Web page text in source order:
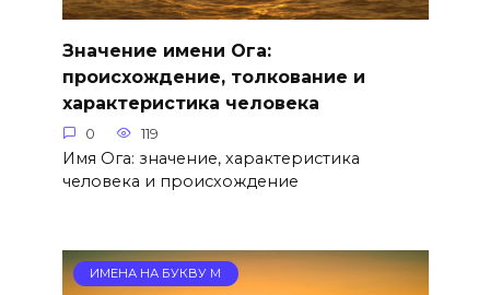
Значение имени Ога:
происхождение, толкование и
характеристика человека
0 119
Имя Ога: значение, характеристика
человека и происхождение
ИМЕНА НА БУКВУ М